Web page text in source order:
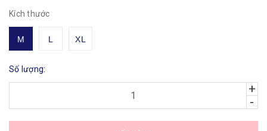
Kích thước
M L XL
Số lượng:
+
-